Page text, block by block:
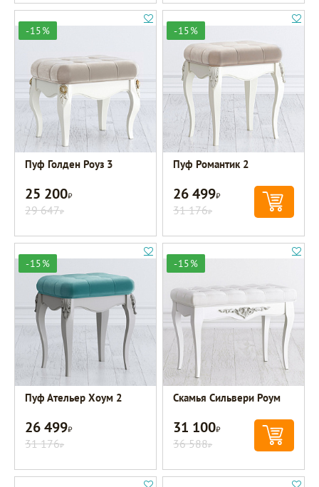
-15%
Пуф Голден Роуз 3
25 200Р
29 647Р
-15%
Пуф Романтик 2
26 499Р
31 176Р
-15%
Пуф Ательер Хоум 2
26 499Р
31 176Р
-15%
Скамья Сильвери Роум
31 100Р
36 588Р